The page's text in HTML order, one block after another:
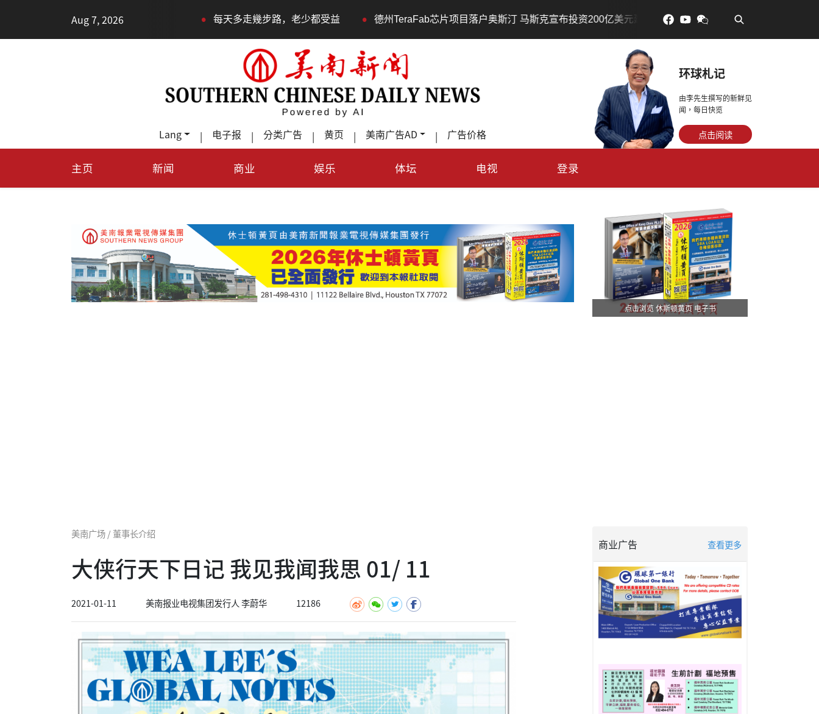
Aug 7, 2026
• 每天多走幾步路，老少都受益 • 德州TeraFab芯片项目落户奥斯汀 马斯克宣布投资200亿美元建设AI芯片制造基地 • 吃對了更年輕：花青素如何守住
Lang | 电子报 | 分类广告 | 黄页 | 美南广告AD | 广告价格
环球札记
由李先生撰写的新鲜见
闻，每日快览
点击阅读
主页 新闻 商业 娱乐 体坛 电视 登录
点击浏览 休斯顿黄页 电子书
美南广场 / 董事长介绍
大侠行天下日记 我见我闻我思 01/ 11
2021-01-11 美南报业电视集团发行人 李蔚华 12186
商业广告 查看更多